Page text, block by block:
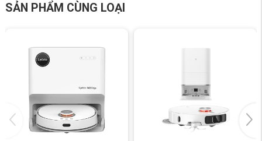
bẩn cứng đầu
Không chỉ dừng lại ở việc hút bụi mạnh mẽ,
robot hút bụi lau nhà
Roborock Q10 VFcòn được nâng cấp với hệ thống lau rung VibraRise
2.0, giúp quá trình lau nhà trở nên chủ động và hiệu quả hơn bao giờ hết.
Với khả năng nâng giẻ lau đến 8mm và rung 3.000 lần mỗi phút,
SẢN PHẨM CÙNG LOẠI